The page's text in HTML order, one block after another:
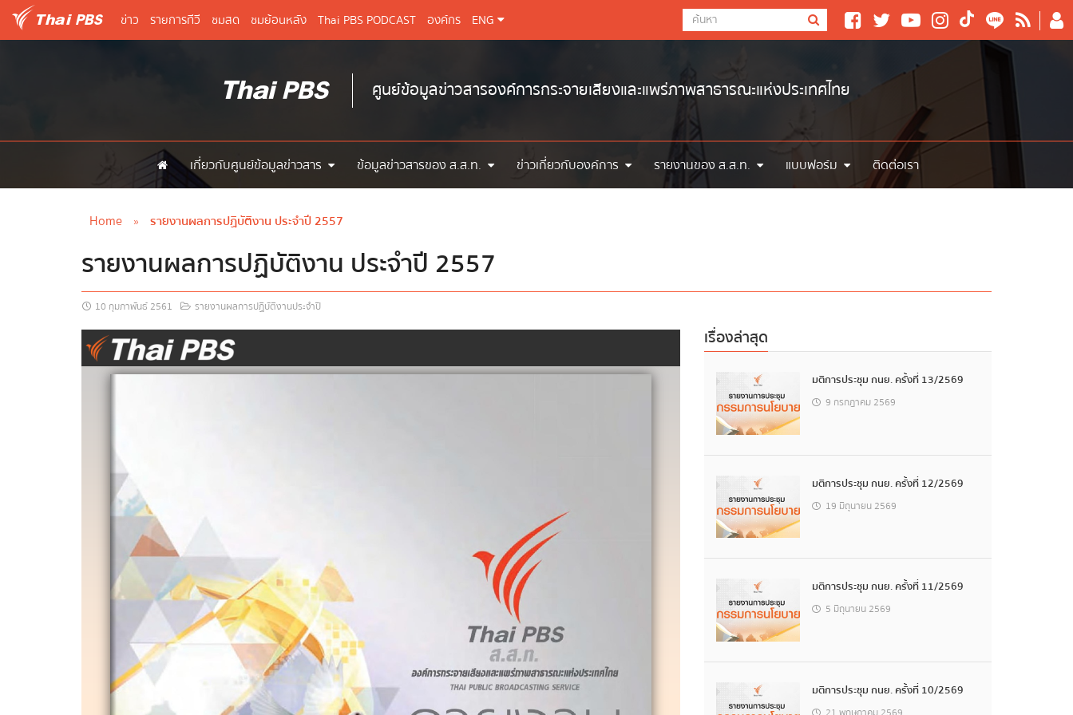
ข่าว รายการทีวี ชมสด ชมย้อนหลัง Thai PBS PODCAST องค์กร ENG
ศูนย์ข้อมูลข่าวสารองค์การกระจายเสียงและแพร่ภาพสาธารณะแห่งประเทศไทย
เกี่ยวกับศูนย์ข้อมูลข่าวสาร ข้อมูลข่าวสารของ ส.ส.ท. ข่าวเกี่ยวกับองค์การ รายงานของ ส.ส.ท. แบบฟอร์ม ติดต่อเรา
Home » รายงานผลการปฏิบัติงาน ประจำปี 2557
รายงานผลการปฏิบัติงาน ประจำปี 2557
10 กุมภาพันธ์ 2561 รายงานผลการปฏิบัติงานประจำปี
เรื่องล่าสุด
มติการประชุม กนย. ครั้งที่ 13/2569
9 กรกฎาคม 2569
มติการประชุม กนย. ครั้งที่ 12/2569
19 มิถุนายน 2569
มติการประชุม กนย. ครั้งที่ 11/2569
5 มิถุนายน 2569
มติการประชุม กนย. ครั้งที่ 10/2569